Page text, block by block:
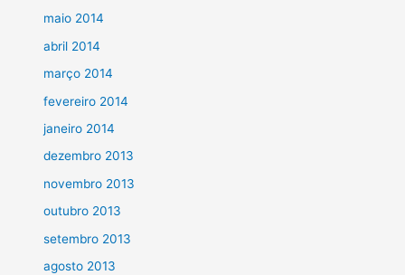
maio 2014
abril 2014
março 2014
fevereiro 2014
janeiro 2014
dezembro 2013
novembro 2013
outubro 2013
setembro 2013
agosto 2013